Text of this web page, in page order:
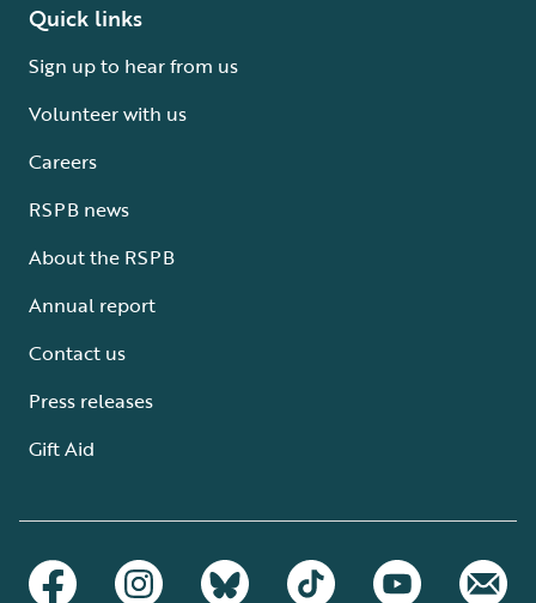
Quick links
Sign up to hear from us
Volunteer with us
Careers
RSPB news
About the RSPB
Annual report
Contact us
Press releases
Gift Aid